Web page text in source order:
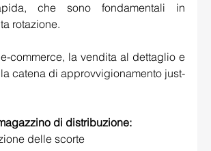
che sono fondamentali in
rotazione.
commerce, la vendita al dettaglio e
catena di approvvigionamento just-
di distribuzione:
delle scorte